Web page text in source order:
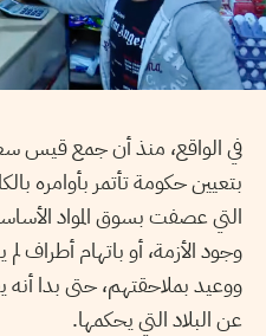
في الواقع، منذ أن جمع قيس
بتعيين حكومة تأتمر بأوامره
التي عصفت بسوق المواد
وجود الأزمة، أو باتهام أطراف
ووعيد بملاحقتهم، حتى بدا
عن البلاد التي يحكمها.